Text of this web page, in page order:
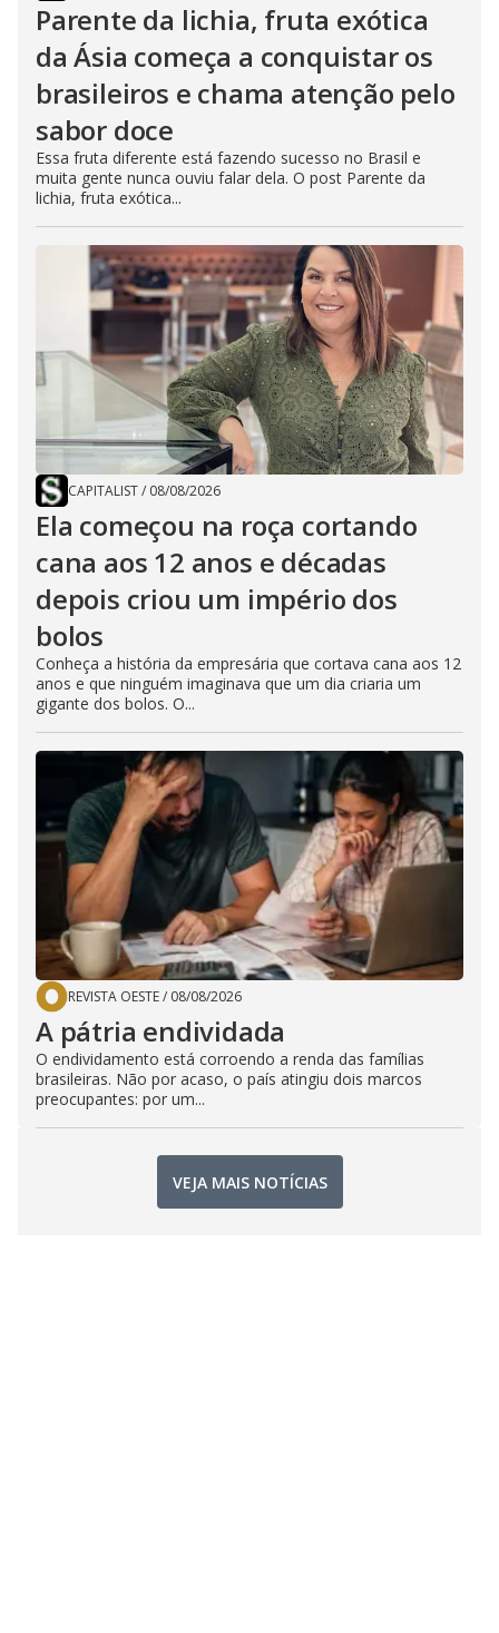
Parente da lichia, fruta exótica
da Ásia começa a conquistar os
brasileiros e chama atenção pelo
sabor doce
Essa fruta diferente está fazendo sucesso no Brasil e
muita gente nunca ouviu falar dela. O post Parente da
lichia, fruta exótica...
CAPITALIST/ 08/08/2026
Ela começou na roça cortando
cana aos 12 anos e décadas
depois criou um império dos
bolos
Conheça a história da empresária que cortava cana aos 12
anos e que ninguém imaginava que um dia criaria um
gigante dos bolos. O...
REVISTA OESTE/ 08/08/2026
A pátria endividada
O endividamento está corroendo a renda das famílias
brasileiras. Não por acaso, o país atingiu dois marcos
preocupantes: por um...
VEJA MAIS NOTÍCIAS